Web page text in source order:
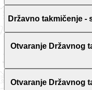
Državno takmičenje -
Otvaranje Državnog
Otvaranje Državnog